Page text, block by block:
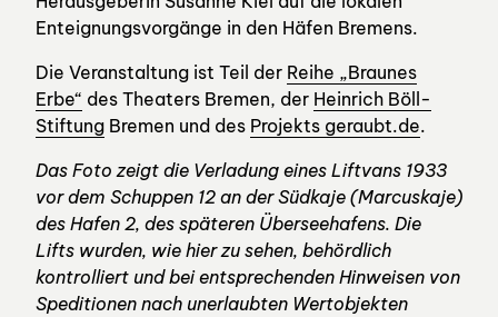
Enteignungsvorgänge in den Häfen Bremens.
Die Veranstaltung ist Teil der Reihe „Braunes
Erbe“ des Theaters Bremen, der Heinrich Böll-
Stiftung Bremen und des Projekts geraubt.de.
Das Foto zeigt die Verladung eines Liftvans 1933
vor dem Schuppen 12 an der Südkaje (Marcuskaje)
des Hafen 2, des späteren Überseehafens. Die
Lifts wurden, wie hier zu sehen, behördlich
kontrolliert und bei entsprechenden Hinweisen von
Speditionen nach unerlaubten Wertobjekten